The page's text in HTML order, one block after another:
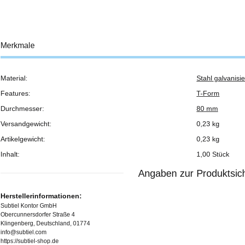
Merkmale
Produkteigenschaft
Wert
Material:
Stahl
Features:
T-Form
Durchmesser:
80 mm
Versandgewicht:
0,23 kg
Artikelgewicht:
0,23 kg
Inhalt:
1,00 Stück
Angaben zur
Herstellerinformationen:
Subtiel Kontor GmbH
Obercunnersdorfer Straße 4
Klingenberg, Deutschland, 01774
info@subtiel.com
https://subtiel-shop.de